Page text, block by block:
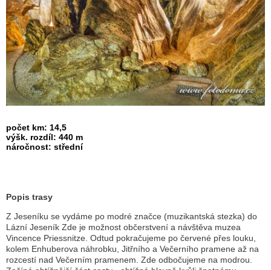
počet km: 14,5
výšk. rozdíl: 440 m
náročnost: střední
Popis trasy
Z Jeseníku se vydáme po modré značce (muzikantská stezka) do
Lázní Jeseník Zde je možnost občerstvení a návštěva muzea
Vincence Priessnitze. Odtud pokračujeme po červené přes louku,
kolem Enhuberova náhrobku, Jitřního a Večerního pramene až na
rozcestí nad Večerním pramenem. Zde odbočujeme na modrou.